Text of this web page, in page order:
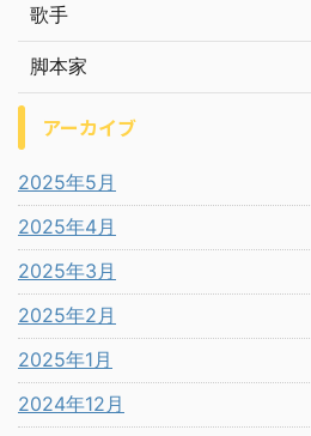
歌手
脚本家
アーカイブ
2025年5月
2025年4月
2025年3月
2025年2月
2025年1月
2024年12月